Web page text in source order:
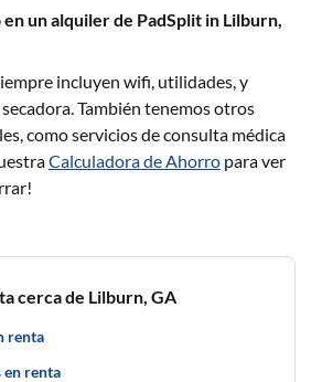
un alquiler de PadSplit in Lilburn,
incluyen wifi, utilidades, y
También tenemos otros
como servicios de consulta médica
Calculadora de Ahorro para ver
cerca de Lilburn, GA
renta
renta